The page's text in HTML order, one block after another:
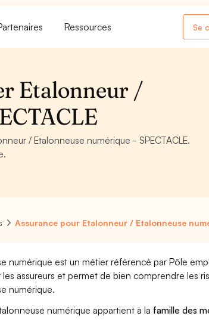
Ressources Se
Etalonneur /
/ Etalonneuse numérique - SPECTACLE.
Assurance pour Etalonneur / Etalonneuse
numérique est un métier référencé par Pôle
assureurs et permet de bien comprendre les
numérique.
numérique appartient à la famille des